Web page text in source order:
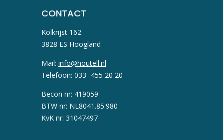
CONTACT
Kolkrijst 162
3828 ES Hoogland
Mail: info@houtell.nl
Telefoon: 033 -455 20 20
Becon nr: 419059
BTW nr: NL8041.85.980
KvK nr: 31047497